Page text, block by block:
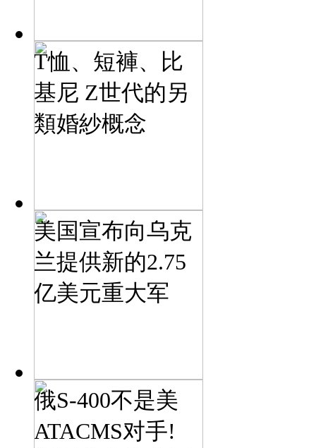
T恤、短褲、比
基尼 Z世代的另
類婚紗概念
美国宣布向乌克
兰提供新的2.75
亿美元重大军
俄S-400不是美
ATACMS对手!